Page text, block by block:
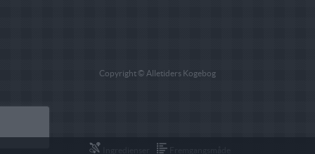
Copyright © Alletiders Kogebog